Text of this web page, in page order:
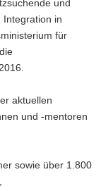
und
Integration in
für
aktuellen
und -mentoren
sowie über 1.800